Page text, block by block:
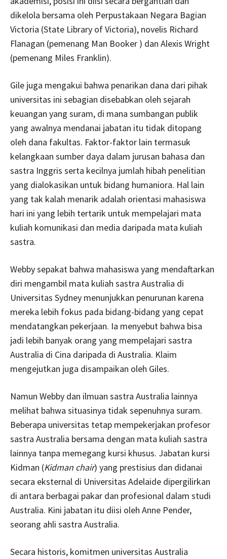
dikelola bersama oleh Perpustakaan Negara Bagian
Victoria (State Library of Victoria), novelis Richard
Flanagan (pemenang Man Booker ) dan Alexis Wright
(pemenang Miles Franklin).
Gile juga mengakui bahwa penarikan dana dari pihak
universitas ini sebagian disebabkan oleh sejarah
keuangan yang suram, di mana sumbangan publik
yang awalnya mendanai jabatan itu tidak ditopang
oleh dana fakultas. Faktor-faktor lain termasuk
kelangkaan sumber daya dalam jurusan bahasa dan
sastra Inggris serta kecilnya jumlah hibah penelitian
yang dialokasikan untuk bidang humaniora. Hal lain
yang tak kalah menarik adalah orientasi mahasiswa
hari ini yang lebih tertarik untuk mempelajari mata
kuliah komunikasi dan media daripada mata kuliah
sastra.
Webby sepakat bahwa mahasiswa yang mendaftarkan
diri mengambil mata kuliah sastra Australia di
Universitas Sydney menunjukkan penurunan karena
mereka lebih fokus pada bidang-bidang yang cepat
mendatangkan pekerjaan. Ia menyebut bahwa bisa
jadi lebih banyak orang yang mempelajari sastra
Australia di Cina daripada di Australia. Klaim
mengejutkan juga disampaikan oleh Giles.
Namun Webby dan ilmuan sastra Australia lainnya
melihat bahwa situasinya tidak sepenuhnya suram.
Beberapa universitas tetap mempekerjakan profesor
sastra Australia bersama dengan mata kuliah sastra
lainnya tanpa memegang kursi khusus. Jabatan kursi
Kidman (Kidman chair) yang prestisius dan didanai
secara eksternal di Universitas Adelaide dipergilirkan
di antara berbagai pakar dan profesional dalam studi
Australia. Kini jabatan itu diisi oleh Anne Pender,
seorang ahli sastra Australia.
Secara historis, komitmen universitas Australia